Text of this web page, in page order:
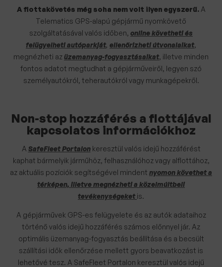
A flottakövetés még soha nem volt ilyen egyszerű.A
Telematics GPS-alapú gépjármű nyomkövető
szolgáltatásával valós időben, online követheti és
felügyelheti autóparkját, ellenőrizheti útvonalaikat,
megnézheti az üzemanyag-fogyasztásaikat, illetve minden
fontos adatot megtudhat a gépjárműveiről, legyen szó
személyautókról, teherautókról vagy munkagépekről.
Non-stop hozzáférés a flottájával
kapcsolatos információkhoz
A SafeFleet Portalonkeresztül valós idejű hozzáférést
kaphat bármelyik járműhöz, felhasználóhoz vagy alflottához,
az aktuális pozíciók segítségével mindent nyomon követhet a
térképen, illetve megnézheti a közelmúltbeli
tevékenységeket is.
A gépjárművek GPS-es felügyelete és az autók adataihoz
történő valós idejű hozzáférés számos előnnyel jár. Az
optimális üzemanyag-fogyasztás beállítása és a becsült
szállítási idők ellenőrzése mellett gyors beavatkozást is
lehetővé tesz. A SafeFleet Portalon keresztül valós idejű